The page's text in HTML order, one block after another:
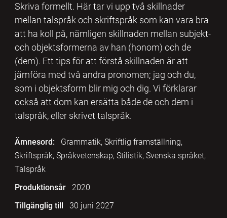
Skriva formellt. Här tar vi upp två skillnader
mellan talspråk och skriftspråk som kan vara bra
att ha koll på, nämligen skillnaden mellan subjekt-
och objektsformerna av han (honom) och de
(dem). Ett tips för att förstå skillnaden är att
jämföra med två andra pronomen; jag och du,
som i objektsform blir mig och dig. Vi förklarar
också att dom kan ersätta både de och dem i
talspråk, eller skrivet talspråk.
Ämnesord:
Grammatik, Skriftlig framställning,
Skriftspråk, Språkvetenskap, Stilistik, Svenska språket,
Talspråk
Produktionsår
2020
Tillgänglig till
30 juni 2027